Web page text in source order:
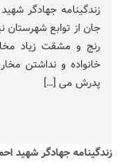
جان از توابع شهرستان
رنج و مشقت زیاد
خانواده و نداشتن
پدرش می […]
زندگینامه جهادگر شهید